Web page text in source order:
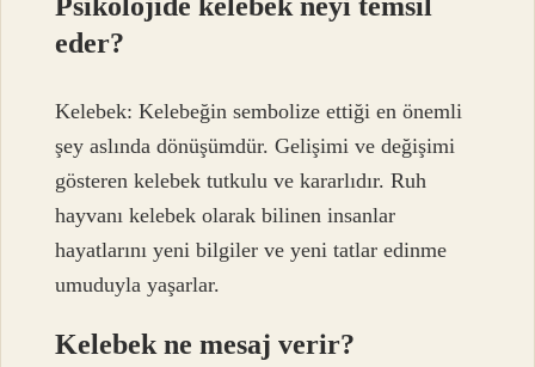
Psikolojide kelebek neyi temsil
eder?
Kelebek: Kelebeğin sembolize ettiği en önemli
şey aslında dönüşümdür. Gelişimi ve değişimi
gösteren kelebek tutkulu ve kararlıdır. Ruh
hayvanı kelebek olarak bilinen insanlar
hayatlarını yeni bilgiler ve yeni tatlar edinme
umuduyla yaşarlar.
Kelebek ne mesaj verir?